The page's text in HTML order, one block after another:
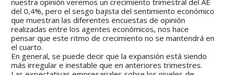
nuestra opinión veremos un crecimiento trimestral del AE
del 0,4%, pero el sesgo bajista del sentimiento económico
que muestran las diferentes encuestas de opinión
realizadas entre los agentes económicos, nos hace
pensar que este ritmo de crecimiento no se mantendrá en
el cuarto.
En general, se puede decir que la expansión está siendo
más irregular e inestable que en anteriores trimestres.